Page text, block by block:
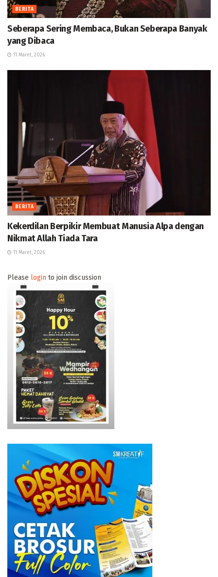
BERITA
Seberapa Sering Membaca, Bukan Seberapa Banyak
yang Dibaca
11 Maret, 2026
BERITA
Kekerdilan Berpikir Membuat Manusia Alpa dengan
Nikmat Allah Tiada Tara
11 Maret, 2026
Please login to join discussion